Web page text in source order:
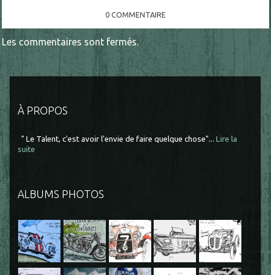
À PROPOS
" Le Talent, c'est avoir l'envie de faire quelque chose"... Lire la
suite
ALBUMS PHOTOS
0 COMMENTAIRE
Les commentaires sont fermés.